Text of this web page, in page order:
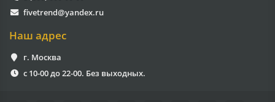
fivetrend@yandex.ru
Наш адрес
г. Москва
с 10-00 до 22-00. Без выходных.